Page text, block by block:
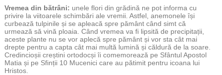
Vremea din bătrâni: unele flori din grădină ne pot informa cu
privire la viitoarele schimbări ale vremii. Astfel, anemonele își
curbează tulpinile și se apleacă spre pământ când simt că
urmează să vină ploaia. Când vremea va fi lipsită de precipitații,
aceste plante nu se vor aplecă spre pământ și vor sta cât mai
drepte pentru a capta cât mai multă lumină și căldură de la soare.
Credincioșii creștini ortodocși îi comemorează pe Sfântul Apostol
Matia și pe Sfinții 10 Mucenici care au pătimit pentru icoana lui
Hristos.